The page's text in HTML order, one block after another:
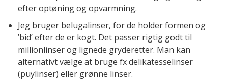
efter optøning og opvarmning.
Jeg bruger belugalinser, for de holder formen og
’bid’ efter de er kogt. Det passer rigtig godt til
millionlinser og lignede gryderetter. Man kan
alternativt vælge at bruge fx delikatesselinser
(puylinser) eller grønne linser.